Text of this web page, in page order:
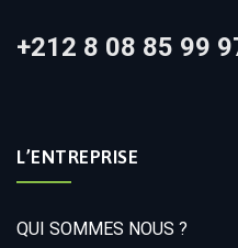
+212 8 08 85 99
L’ENTREPRISE
QUI SOMMES NOUS ?